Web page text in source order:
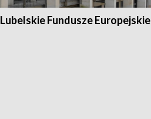
Lubelskie Fundusze Europejskie